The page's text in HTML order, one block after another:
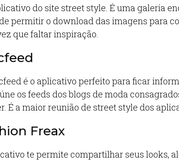
do site street style. É uma galeria
permitir o download das imagens para
que faltar inspiração.
é o aplicativo perfeito para ficar
os feeds dos blogs de moda
É a maior reunião de street style dos
Freax
te permite compartilhar seus looks,